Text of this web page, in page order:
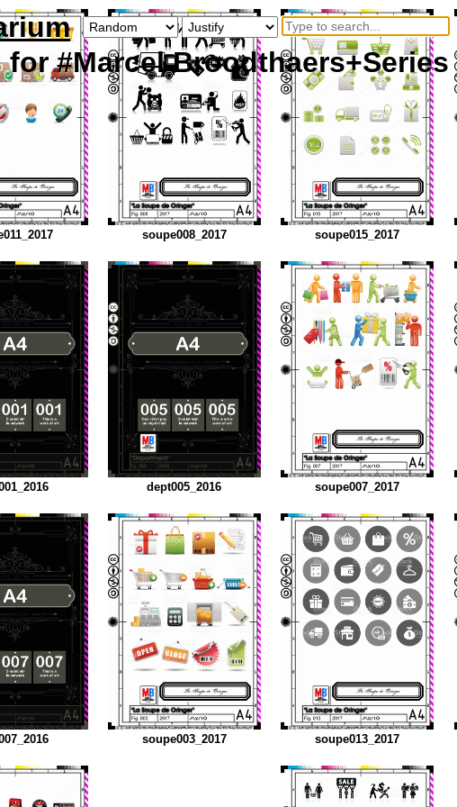
for #Marcel Broodthaers+Series
soupe008_2017 soupe015_2017
dept005_2016 soupe007_2017
soupe003_2017 soupe013_2017